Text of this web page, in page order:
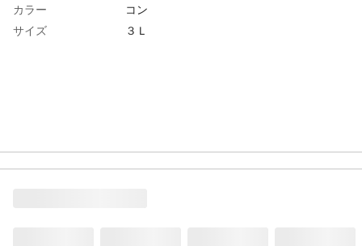
カラー
コン
サイズ
３Ｌ